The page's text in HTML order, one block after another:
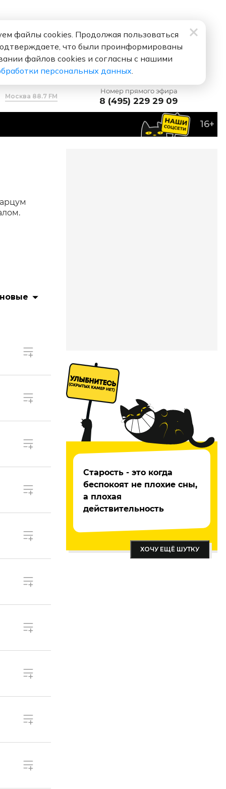
Москва 88.7 FM
Номер прямого эфира
8 (495) 229 29 09
16+
Старость - это когда
беспокоят не плохие сны,
а плохая
действительность
ХОЧУ ЕЩЁ ШУТКУ
файлы cookies. Продолжая пользоваться
что были проинформированы
файлов cookies и согласны с нашими
персональных данных.